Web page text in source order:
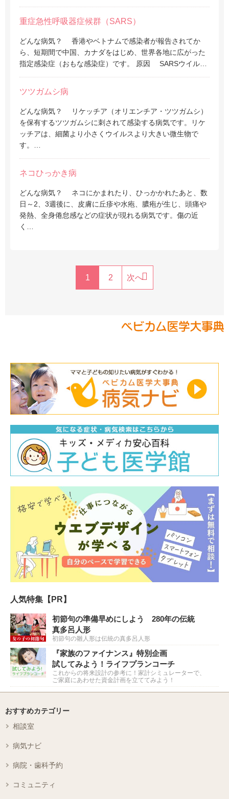
重症急性呼吸器症候群（SARS）
どんな病気？ 香港やベトナムで感染者が報告されてか
ら、短期間で中国、カナダをはじめ、世界各地に広がった
指定感染症（おもな感染症）です。 原因 SARSウイル…
ツツガムシ病
どんな病気？ リケッチア（オリエンチア・ツツガムシ）
を保有するツツガムシに刺されて感染する病気です。リケ
ッチアは、細菌より小さくウイルスより大きい微生物で
す。…
ネコひっかき病
どんな病気？ ネコにかまれたり、ひっかかれたあと、数
日～2、3週後に、皮膚に丘疹や水疱、膿疱が生じ、頭痛や
発熱、全身倦怠感などの症状が現れる病気です。傷の近
く…
1 2 次へ
人気特集【PR】
初節句の準備早めにしよう 280年の伝統
真多呂人形
初節句の雛人形は伝統の真多呂人形
『家族のファイナンス』特別企画
試してみよう！ライフプランコーチ
これからの将来設計の参考に！家計シミュレーターで、
ご家庭にあわせた資金計画を立ててみよう！
おすすめカテゴリー
相談室
病気ナビ
病院・歯科予約
コミュニティ